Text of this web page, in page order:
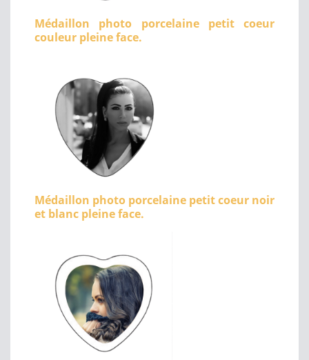
Médaillon photo porcelaine petit coeur
couleur pleine face.
Médaillon photo porcelaine petit coeur noir
et blanc pleine face.